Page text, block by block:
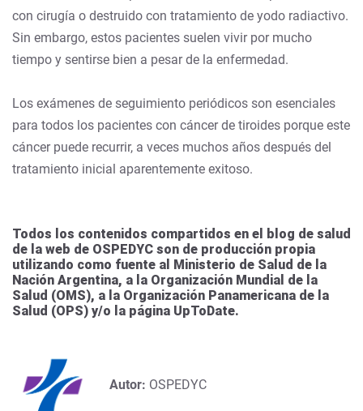
con cirugía o destruido con tratamiento de yodo radiactivo.
Sin embargo, estos pacientes suelen vivir por mucho
tiempo y sentirse bien a pesar de la enfermedad.
Los exámenes de seguimiento periódicos son esenciales
para todos los pacientes con cáncer de tiroides porque este
cáncer puede recurrir, a veces muchos años después del
tratamiento inicial aparentemente exitoso.
Todos los contenidos compartidos en el blog de salud
de la web de OSPEDYC son de producción propia
utilizando como fuente al Ministerio de Salud de la
Nación Argentina, a la Organización Mundial de la
Salud (OMS), a la Organización Panamericana de la
Salud (OPS) y/o la página UpToDate.
Autor: OSPEDYC